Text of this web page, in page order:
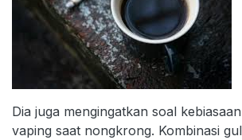
Dia juga mengingatkan soal
vaping saat nongkrong. Kombinasi